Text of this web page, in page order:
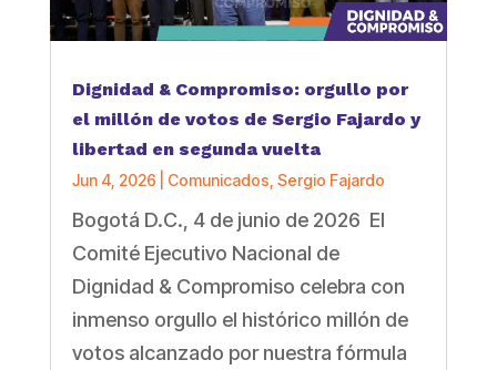
Dignidad & Compromiso: orgullo por
el millón de votos de Sergio Fajardo y
libertad en segunda vuelta
Jun 4, 2026 Comunicados Sergio Fajardo
Bogotá D.C., 4 de junio de 2026 El
Comité Ejecutivo Nacional de
Dignidad & Compromiso celebra con
inmenso orgullo el histórico millón de
votos alcanzado por nuestra fórmula